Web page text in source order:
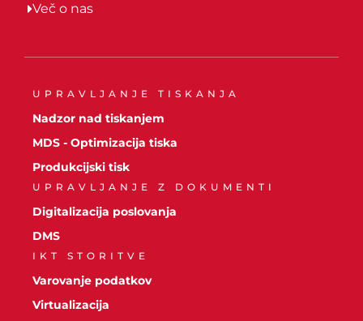
Več o nas
UPRAVLJANJE TISKANJA
Nadzor nad tiskanjem
MDS - Optimizacija tiska
Produkcijski tisk
UPRAVLJANJE Z DOKUMENTI
Digitalizacija poslovanja
DMS
IKT STORITVE
Varovanje podatkov
Virtualizacija